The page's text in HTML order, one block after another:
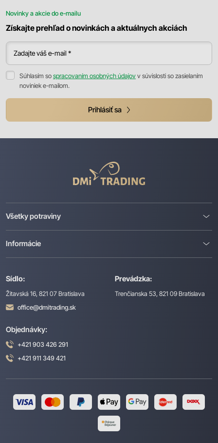
Novinky a akcie do e-mailu
Získajte prehľad o novinkách a aktuálnych akciách
Zadajte váš e-mail *
Súhlasím sospracovaním osobných údajovv súvislosti so zasielaním
noviniek e-mailom.
Prihlásiť sa
Trading
Sídlo:
Žitavská 16, 821 07 Bratislava
office@dmitrading.sk
Prevádzka:
Trenčianska 53, 821 09 Bratislava
Všetky potraviny
Informácie
Objednávky:
+421 903 426 291
+421 911 349 421